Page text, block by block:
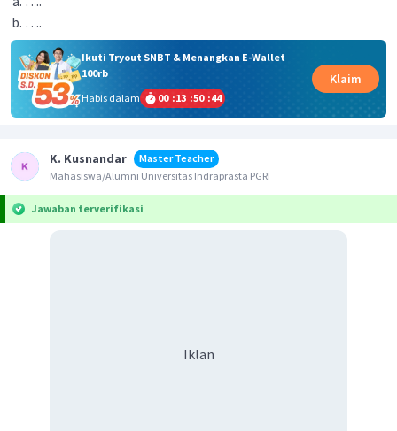
….
Ikuti Tryout SNBT & Menangkan E-Wallet
100rb
Habis dalam
00 :13 :50 :44
Klaim
K. Kusnandar
Master Teacher
Mahasiswa/Alumni Universitas Indraprasta PGRI
Jawaban terverifikasi
Iklan